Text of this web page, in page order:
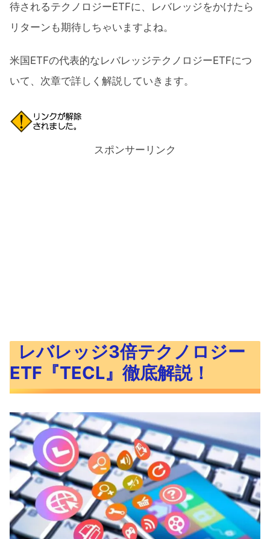
待されるテクノロジーETFに、レバレッジをかけたら
リターンも期待しちゃいますよね。
米国ETFの代表的なレバレッジテクノロジーETFにつ
いて、次章で詳しく解説していきます。
スポンサーリンク
レバレッジ3倍テクノロジー
ETF『TECL』徹底解説！